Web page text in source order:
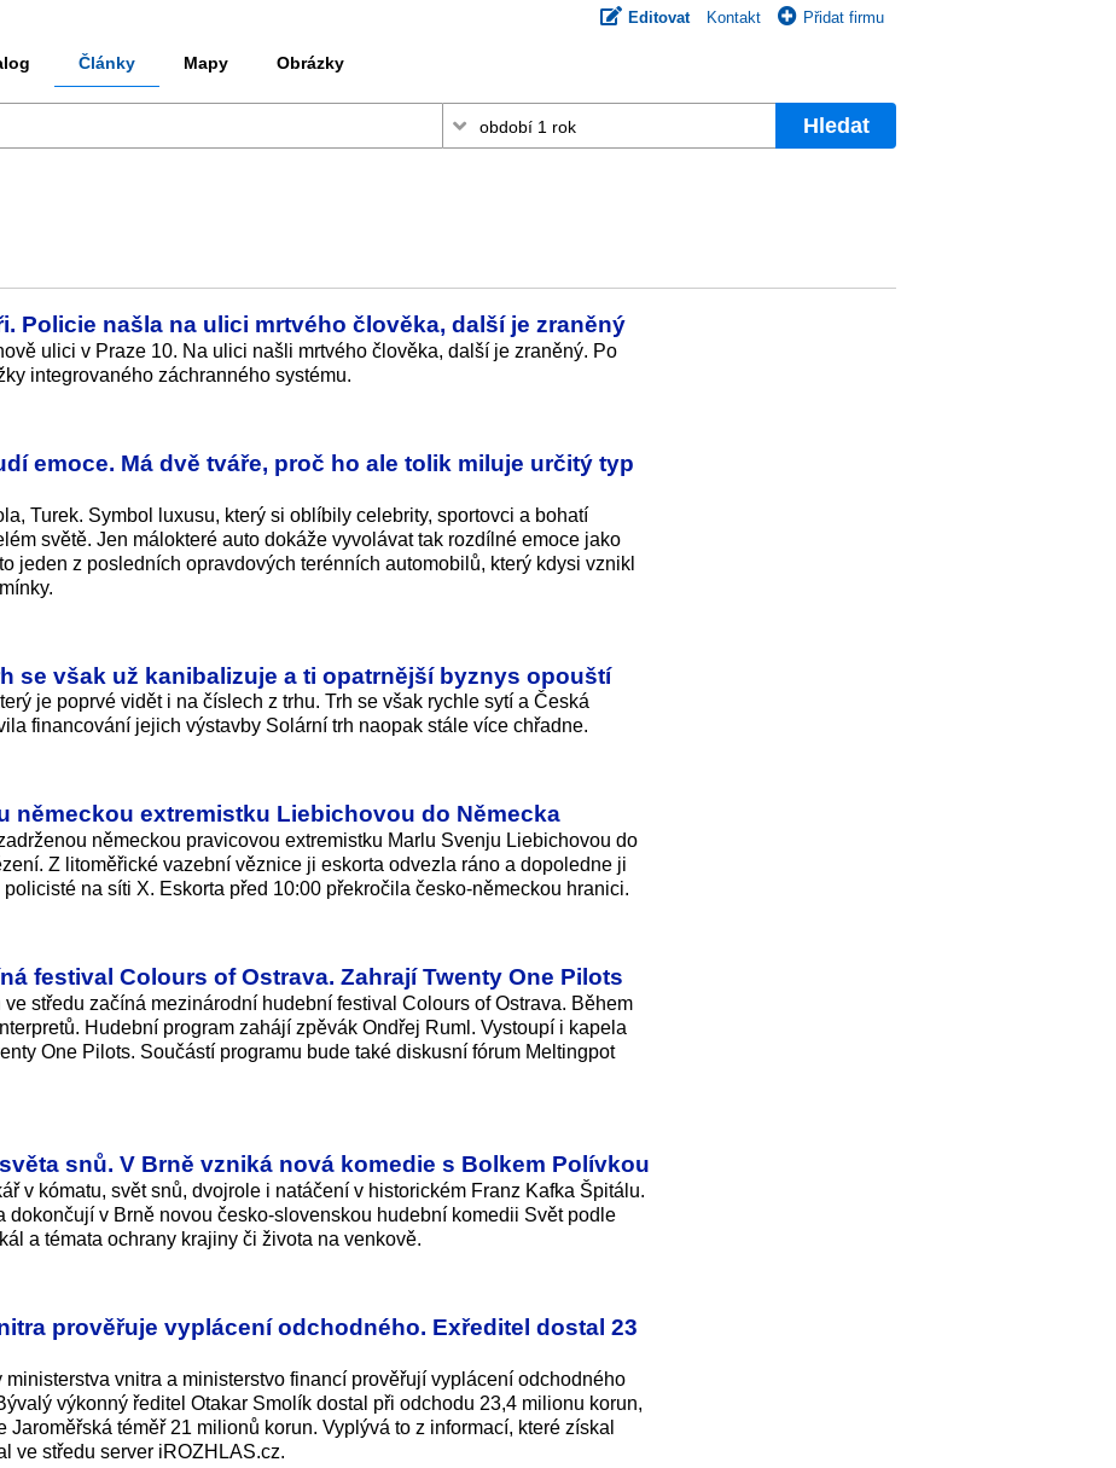
Editovat Kontakt Přidat firmu
Články Mapy Obrázky
Hledat
Policie našla na ulici mrtvého člověka, další je zraněný
ulici v Praze 10. Na ulici našli mrtvého člověka, další je zraněný. Po
integrovaného záchranného systému.
emoce. Má dvě tváře, proč ho ale tolik miluje určitý typ
Turek. Symbol luxusu, který si oblíbily celebrity, sportovci a bohatí
světě. Jen málokteré auto dokáže vyvolávat tak rozdílné emoce jako
jeden z posledních opravdových terénních automobilů, který kdysi vznikl
se však už kanibalizuje a ti opatrnější byznys opouští
je poprvé vidět i na číslech z trhu. Trh se však rychle sytí a Česká
financování jejich výstavby Solární trh naopak stále více chřadne.
německou extremistku Liebichovou do Německa
německou pravicovou extremistku Marlu Svenju Liebichovou do
Z litoměřické vazební věznice ji eskorta odvezla ráno a dopoledne ji
na síti X. Eskorta před 10:00 překročila česko-německou hranici.
festival Colours of Ostrava. Zahrají Twenty One Pilots
středu začíná mezinárodní hudební festival Colours of Ostrava. Během
Hudební program zahájí zpěvák Ondřej Ruml. Vystoupí i kapela
One Pilots. Součástí programu bude také diskusní fórum Meltingpot
snů. V Brně vzniká nová komedie s Bolkem Polívkou
v kómatu, svět snů, dvojrole i natáčení v historickém Franz Kafka Špitálu.
dokončují v Brně novou česko-slovenskou hudební komedii Svět podle
a témata ochrany krajiny či života na venkově.
prověřuje vyplácení odchodného. Exředitel dostal 23
vnitra a ministerstvo financí prověřují vyplácení odchodného
výkonný ředitel Otakar Smolík dostal při odchodu 23,4 milionu korun,
téměř 21 milionů korun. Vyplývá to z informací, které získal
ve středu server iROZHLAS.cz.